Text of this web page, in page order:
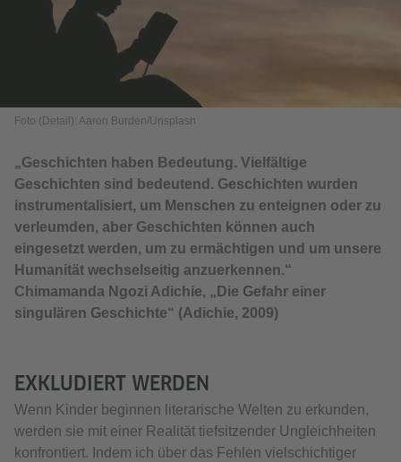
Foto (Detail): Aaron Burden/Unsplash
„Geschichten haben Bedeutung. Vielfältige
Geschichten sind bedeutend. Geschichten wurden
instrumentalisiert, um Menschen zu enteignen oder zu
verleumden, aber Geschichten können auch
eingesetzt werden, um zu ermächtigen und um unsere
Humanität wechselseitig anzuerkennen.“
Chimamanda Ngozi Adichie, „Die Gefahr einer
singulären Geschichte“ (Adichie, 2009)
EXKLUDIERT WERDEN
Wenn Kinder beginnen literarische Welten zu erkunden,
werden sie mit einer Realität tiefsitzender Ungleichheiten
konfrontiert. Indem ich über das Fehlen vielschichtiger